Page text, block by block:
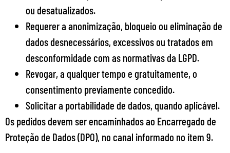
ou desatualizados.
Requerer a anonimização, bloqueio ou eliminação de
dados desnecessários, excessivos ou tratados em
desconformidade com as normativas da LGPD.
Revogar, a qualquer tempo e gratuitamente, o
consentimento previamente concedido.
Solicitar a portabilidade de dados, quando aplicável.
Os pedidos devem ser encaminhados ao Encarregado de
Proteção de Dados (DPO), no canal informado no item 9.